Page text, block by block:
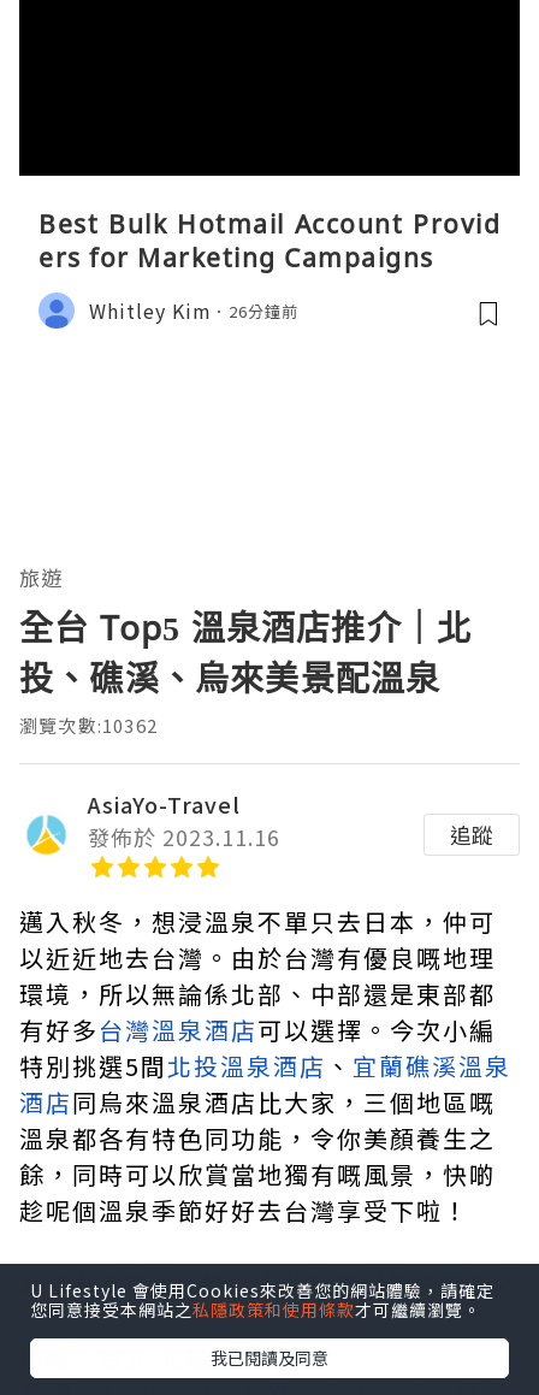
Best Bulk Hotmail Account Provid
ers for Marketing Campaigns
Whitley Kim 26分鐘前
旅遊
全台 Top5 溫泉酒店推介｜北
投、礁溪、烏來美景配溫泉
瀏覽次數:10362
AsiaYo-Travel
發佈於 2023.11.16
追蹤
邁入秋冬，想浸溫泉不單只去日本，仲可
以近近地去台灣。由於台灣有優良嘅地理
環境，所以無論係北部、中部還是東部都
有好多台灣溫泉酒店可以選擇。今次小編
特別挑選5間北投溫泉酒店 、 宜蘭礁溪溫泉
酒店同烏來溫泉酒店比大家，三個地區嘅
溫泉都各有特色同功能，令你美顏養生之
餘，同時可以欣賞當地獨有嘅風景，快啲
趁呢個溫泉季節好好去台灣享受下啦！
1. 北投溫泉酒店推介｜北投鳳凰閣溫泉旅店
台北 北投區
U Lifestyle 會使用Cookies來改善您的網站體驗，請確定
您同意接受本網站之私隱政策和使用條款才可繼續瀏覽。
我已閱讀及同意